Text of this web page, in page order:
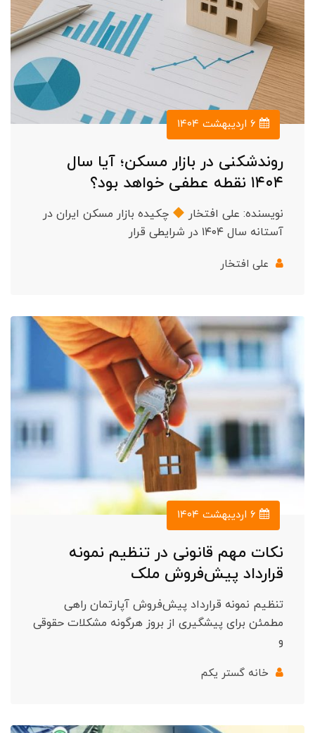
روندشکنی در بازار مسکن؛ آیا سال
۱۴۰۴ نقطه عطفی خواهد بود؟
نویسنده: علی افتخار
چکیده بازار مسکن ایران در
آستانه سال ۱۴۰۴ در شرایطی قرار
علی افتخار
نکات مهم قانونی در تنظیم نمونه
قرارداد پیش‌فروش ملک
تنظیم نمونه قرارداد پیش‌فروش آپارتمان راهی
مطمئن برای پیشگیری از بروز هرگونه مشکلات حقوقی
و
خانه گستر یکم